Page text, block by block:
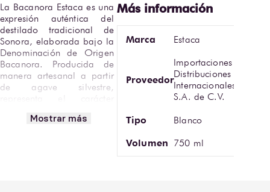
La Bacanora Estaca es una
expresión auténtica del
destilado tradicional de
Sonora, elaborada bajo la
Denominación de Origen
Bacanora. Producida de
manera artesanal a partir
de agave silvestre,
profundamente territorial
Mostrar más
Marca Estaca
Proveedor
Importaciones y
Distribuciones
Internacionales
S.A. de C.V.
Tipo Blanco
Volumen 750 ml